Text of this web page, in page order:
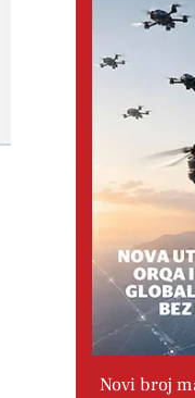
Novi broj